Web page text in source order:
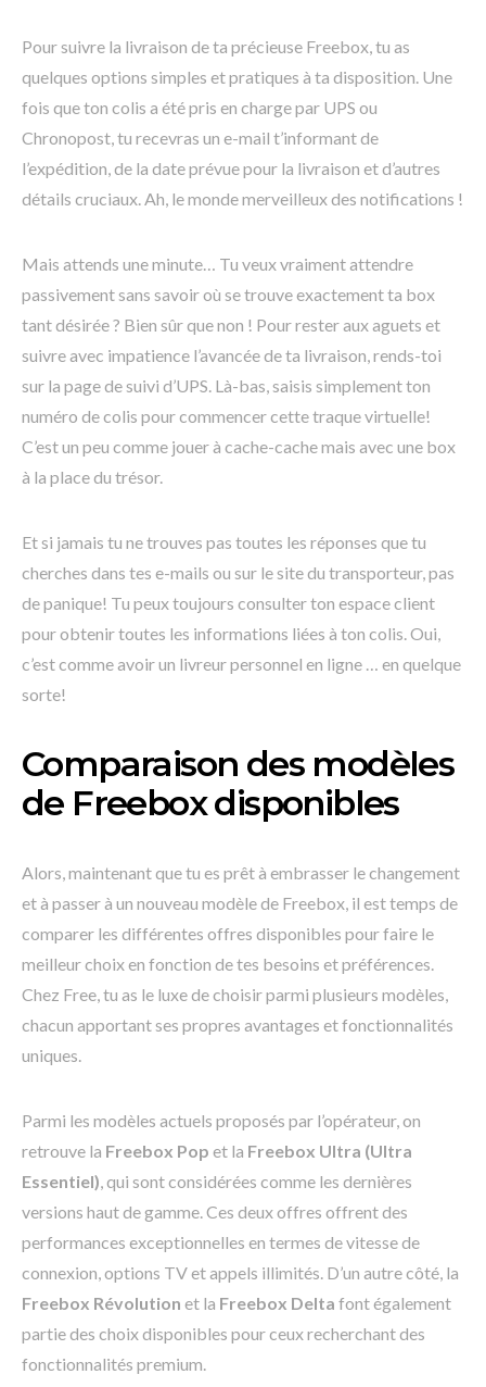
Pour suivre la livraison de ta précieuse Freebox, tu as
quelques options simples et pratiques à ta disposition. Une
fois que ton colis a été pris en charge par UPS ou
Chronopost, tu recevras un e-mail t’informant de
l’expédition, de la date prévue pour la livraison et d’autres
détails cruciaux. Ah, le monde merveilleux des notifications !
Mais attends une minute… Tu veux vraiment attendre
passivement sans savoir où se trouve exactement ta box
tant désirée ? Bien sûr que non ! Pour rester aux aguets et
suivre avec impatience l’avancée de ta livraison, rends-toi
sur la page de suivi d’UPS. Là-bas, saisis simplement ton
numéro de colis pour commencer cette traque virtuelle!
C’est un peu comme jouer à cache-cache mais avec une box
à la place du trésor.
Et si jamais tu ne trouves pas toutes les réponses que tu
cherches dans tes e-mails ou sur le site du transporteur, pas
de panique! Tu peux toujours consulter ton espace client
pour obtenir toutes les informations liées à ton colis. Oui,
c’est comme avoir un livreur personnel en ligne … en quelque
sorte!
Comparaison des modèles
de Freebox disponibles
Alors, maintenant que tu es prêt à embrasser le changement
et à passer à un nouveau modèle de Freebox, il est temps de
comparer les différentes offres disponibles pour faire le
meilleur choix en fonction de tes besoins et préférences.
Chez Free, tu as le luxe de choisir parmi plusieurs modèles,
chacun apportant ses propres avantages et fonctionnalités
uniques.
Parmi les modèles actuels proposés par l’opérateur, on
retrouve la Freebox Pop et la Freebox Ultra (Ultra
Essentiel), qui sont considérées comme les dernières
versions haut de gamme. Ces deux offres offrent des
performances exceptionnelles en termes de vitesse de
connexion, options TV et appels illimités. D’un autre côté, la
Freebox Révolution et la Freebox Delta font également
partie des choix disponibles pour ceux recherchant des
fonctionnalités premium.